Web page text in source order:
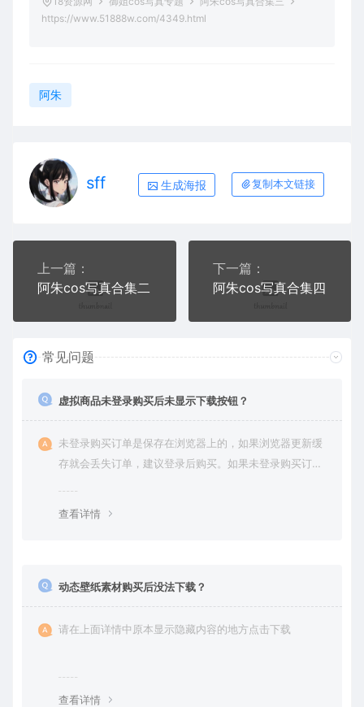
https://www.51888w.com/4349.html
阿朱
sff 生成海报 复制本文链接
上一篇：
阿朱cos写真合集二
下一篇：
阿朱cos写真合集四
常见问题
虚拟商品未登录购买后未显示下载按钮？
未登录购买订单是保存在浏览器上的，如果浏览器更新缓
存就会丢失订单，建议登录后购买。如果未登录购买订单
查看详情
动态壁纸素材购买后没法下载？
请在上面详情中原本显示隐藏内容的地方点击下载
查看详情